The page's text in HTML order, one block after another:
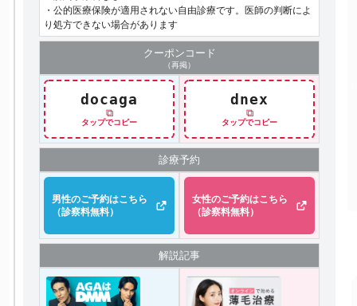
・公的医療保険が適用されない自由診療です。医師の判断によ
り処方できない場合があります
クーポン コード
（再掲）
docaga
⧉
タップでコピー
dnex
⧉
タップでコピー
診療予約
男性のご予約はこちら
（診察料無料）
女性のご予約はこちら
（診察料無料）
解説記事